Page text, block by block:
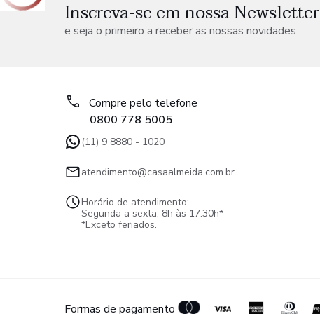
Inscreva-se em nossa Newsletter
e seja o primeiro a receber as nossas novidades
Compre pelo telefone
0800 778 5005
(11) 9 8880 - 1020
atendimento@casaalmeida.com.br
Horário de atendimento:
Segunda a sexta, 8h às 17:30h*
*Exceto feriados.
Formas de pagamento